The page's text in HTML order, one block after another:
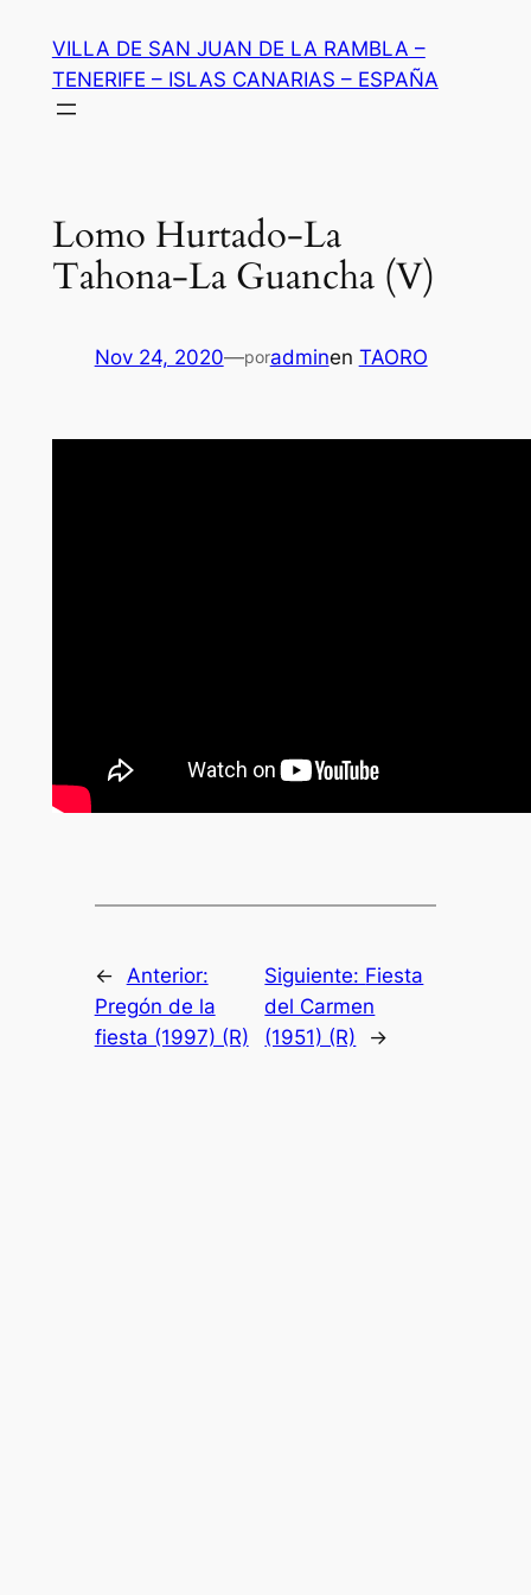
contenido
VILLA DE SAN JUAN DE LA RAMBLA –
TENERIFE – ISLAS CANARIAS – ESPAÑA
Lomo Hurtado-La
Tahona-La Guancha (V)
Nov 24, 2020—poradminen TAORO
←
Anterior:
Pregón de la
fiesta (1997) (R)
Siguiente: Fiesta
del Carmen
(1951) (R)
→